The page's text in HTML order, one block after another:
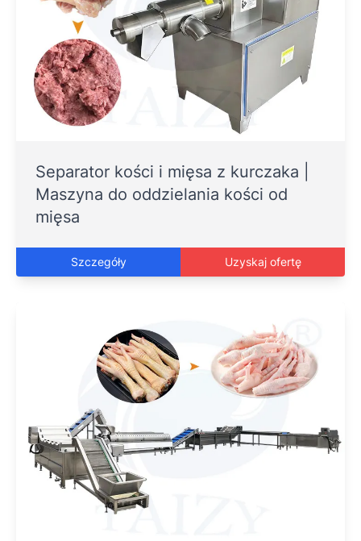
Separator kości i mięsa z kurczaka |
Maszyna do oddzielania kości od
mięsa
Szczegóły Uzyskaj ofertę